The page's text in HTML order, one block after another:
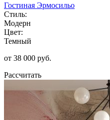
Гостиная Эрмосильо
Стиль:
Модерн
Цвет:
Темный
от 38 000 руб.
Рассчитать